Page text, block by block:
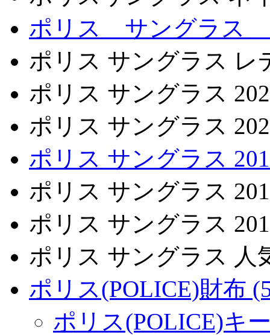
ポリス サングラス
ポリス サングラス レ
ポリス サングラス
ポリス サングラス
ポリス サングラス
ポリス サングラス
ポリス サングラス
ポリス サングラス
ポリス(POLICE)財布
ポリス(POLICE)キ